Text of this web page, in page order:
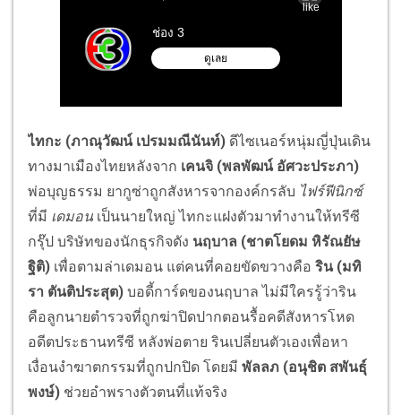
ไทกะ (ภาณุวัฒน์ เปรมมณีนันท์) ดีไซเนอร์หนุ่มญี่ปุ่นเดิน
ทางมาเมืองไทยหลังจาก เคนจิ (พลพัฒน์ อัศวะประภา)
พ่อบุญธรรม ยากูซ่าถูกสังหารจากองค์กรลับ ไฟร์ฟีนิกซ์
ที่มี เดมอน เป็นนายใหญ่ ไทกะแฝงตัวมาทำงานให้ทรีซี
กรุ๊ป บริษัทของนักธุรกิจดัง นฤบาล (ชาตโยดม หิรัณยัษ
ฐิติ) เพื่อตามล่าเดมอน แต่คนที่คอยขัดขวางคือ ริน (มทิ
รา ตันติประสุต) บอดี้การ์ดของนฤบาล ไม่มีใครรู้ว่าริน
คือลูกนายตำรวจที่ถูกฆ่าปิดปากตอนรื้อคดีสังหารโหด
อดีตประธานทรีซี หลังพ่อตาย รินเปลี่ยนตัวเองเพื่อหา
เงื่อนงำฆาตกรรมที่ถูกปกปิด โดยมี พัลลภ (อนุชิต สพันธุ์
พงษ์) ช่วยอำพรางตัวตนที่แท้จริง